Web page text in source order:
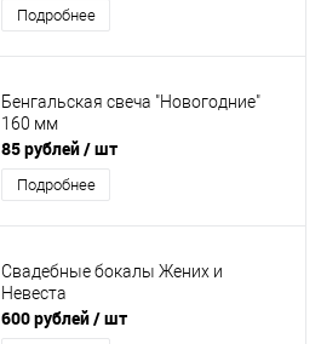
Подробнее
Бенгальская свеча "Новогодние"
160 мм
85 рублей/ шт
Подробнее
Свадебные бокалы Жених и
Невеста
600 рублей/ шт